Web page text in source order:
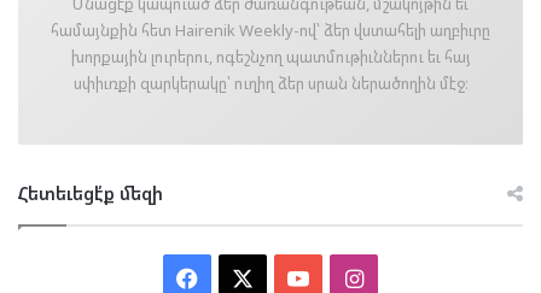
համայնքին հետ Hairenik Weekly-ով՝ ձեր վստահելի աղբիւրը
խորքային լուրերու, ոգեշնչող պատմութիւններու եւ հայ
սփիւռքի զարկերակը՝ ուղիղ ձեր սրան ներածողին մէջ։
Հետեւեցէ՛ք մեզի
Facebook YouTubeInstagram